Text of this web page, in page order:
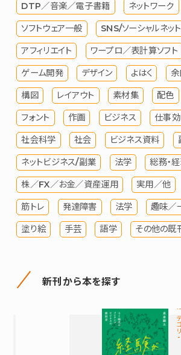
DTP／音楽／電子書籍 ネットワーク
ソフトウェア一般 SNS/ソーシャルネッ
アフィリエイト ワープロ／表計算ソフト
ゲーム開発 デザイン よはく 余
構図 レイアウト 素材集 配色
フォント 作画 ビジネス 仕事
社会科学 社会 ビジネス資料
ネットビジネス/副業 法学 総務・
株／FX／お金／資産運用 実用／他
筋トレ 発達障害 法学 趣味／
塗り絵 手芸 語学 その他の既
新刊から本を探す
カ